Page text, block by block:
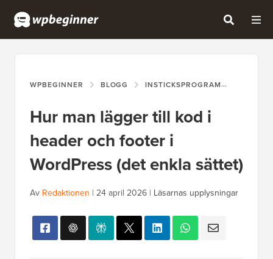
WPBEGINNER BLOGG INSTICKSPROGRAM
Hur man lägger till kod i
header och footer i
WordPress (det enkla sättet)
Av Redaktionen | 24 april 2026 | Läsarnas upplysningar